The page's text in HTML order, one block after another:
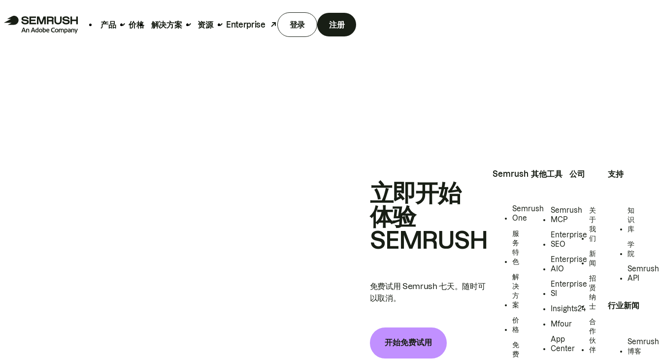
产品 价格 解决方案 资源 Enterprise 登录 注册
立即开始
体验
SEMRUSH
免费试用 Semrush 七天。随时可
以取消。
开始免费试用
Semrush
Semrush
One
服
务
特
色
解
决
方
案
价
格
免
费
其他工具
Semrush
MCP
Enterprise
SEO
Enterprise
AIO
Enterprise
SI
Insights24
Mfour
App
Center
公司
关
于
我
们
新
闻
招
贤
纳
士
合
作
伙
伴
支持
知
识
库
学
院
Semrush
API
行业新闻
Semrush
博客